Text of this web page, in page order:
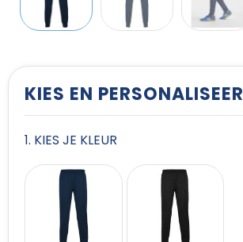
T-Shirts
KIES EN PERSONALISEER
1. KIES JE KLEUR